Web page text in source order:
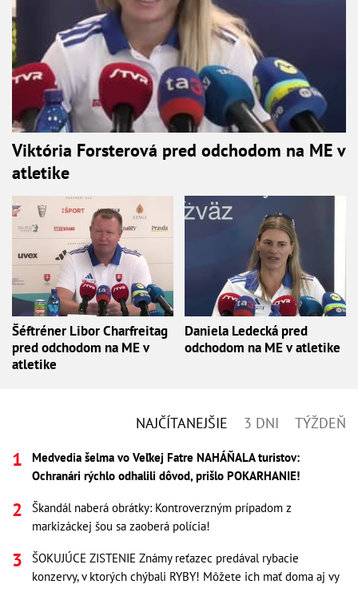
Viktória Forsterová pred odchodom na ME v
atletike
Šéftréner Libor Charfreitag
pred odchodom na ME v
atletike
Daniela Ledecká pred
odchodom na ME v atletike
NAJČÍTANEJŠIE 3 DNI TÝŽDEŇ
Medvedia šelma vo Veľkej Fatre NAHÁŇALA turistov:
Ochranári rýchlo odhalili dôvod, prišlo POKARHANIE!
Škandál naberá obrátky: Kontroverzným prípadom z
markizáckej šou sa zaoberá polícia!
ŠOKUJÚCE ZISTENIE Známy reťazec predával rybacie
konzervy, v ktorých chýbali RYBY! Môžete ich mať doma aj vy